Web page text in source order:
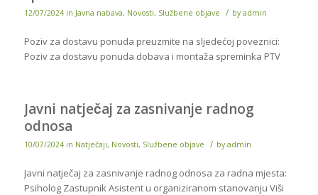
12/07/2024 in Javna nabava, Novosti, Službene objave / by admin
Poziv za dostavu ponuda preuzmite na sljedećoj poveznici:
Poziv za dostavu ponuda dobava i montaža spreminka PTV
Javni natječaj za zasnivanje radnog
odnosa
10/07/2024 in Natječaji, Novosti, Službene objave / by admin
Javni natječaj za zasnivanje radnog odnosa za radna mjesta:
Psiholog Zastupnik Asistent u organiziranom stanovanju Viši